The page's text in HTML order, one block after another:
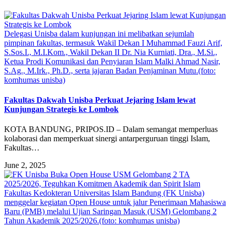
Delegasi Unisba dalam kunjungan ini melibatkan sejumlah
pimpinan fakultas, termasuk Wakil Dekan I Muhammad Fauzi Arif,
S.Sos.I., M.I.Kom., Wakil Dekan II Dr. Nia Kurniati, Dra., M.Si.,
Ketua Prodi Komunikasi dan Penyiaran Islam Malki Ahmad Nasir,
S.Ag., M.Irk., Ph.D., serta jajaran Badan Penjaminan Mutu.(foto:
komhumas unisba)
Fakultas Dakwah Unisba Perkuat Jejaring Islam lewat
Kunjungan Strategis ke Lombok
KOTA BANDUNG, PRIPOS.ID – Dalam semangat memperluas
kolaborasi dan memperkuat sinergi antarperguruan tinggi Islam,
Fakultas…
June 2, 2025
Fakultas Kedokteran Universitas Islam Bandung (FK Unisba)
menggelar kegiatan Open House untuk jalur Penerimaan Mahasiswa
Baru (PMB) melalui Ujian Saringan Masuk (USM) Gelombang 2
Tahun Akademik 2025/2026.(foto: komhumas unisba)